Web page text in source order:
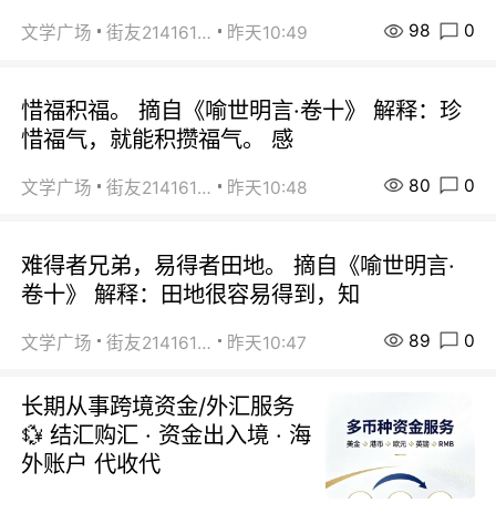
文学广场 街友21416156 昨天10:49 98 0
惜福积福。 摘自《喻世明言·卷十》 解释：珍
惜福气，就能积攒福气。 感
文学广场 街友21416156 昨天10:48 80 0
难得者兄弟，易得者田地。 摘自《喻世明言·
卷十》 解释：田地很容易得到，知
文学广场 街友21416156 昨天10:47 89 0
长期从事跨境资金/外汇服务
💱 结汇购汇 · 资金出入境 · 海
外账户 代收代